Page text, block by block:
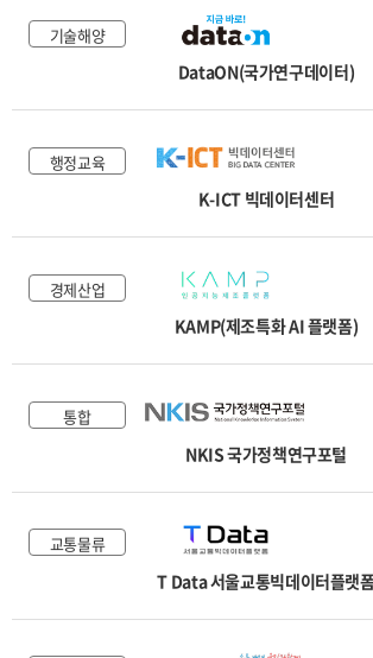
환경안전
기술해양
기술해양
DataON(국가연구데이터)
행정교육
K-ICT 빅데이터센터
경제산업
KAMP(제조특화 AI 플랫폼)
통합
NKIS 국가정책연구포털
교통물류
T Data 서울교통빅데이터플랫